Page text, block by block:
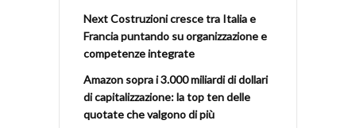
Next Costruzioni cresce tra Italia e
Francia puntando su organizzazione e
competenze integrate
Amazon sopra i 3.000 miliardi di dollari
di capitalizzazione: la top ten delle
quotate che valgono di più